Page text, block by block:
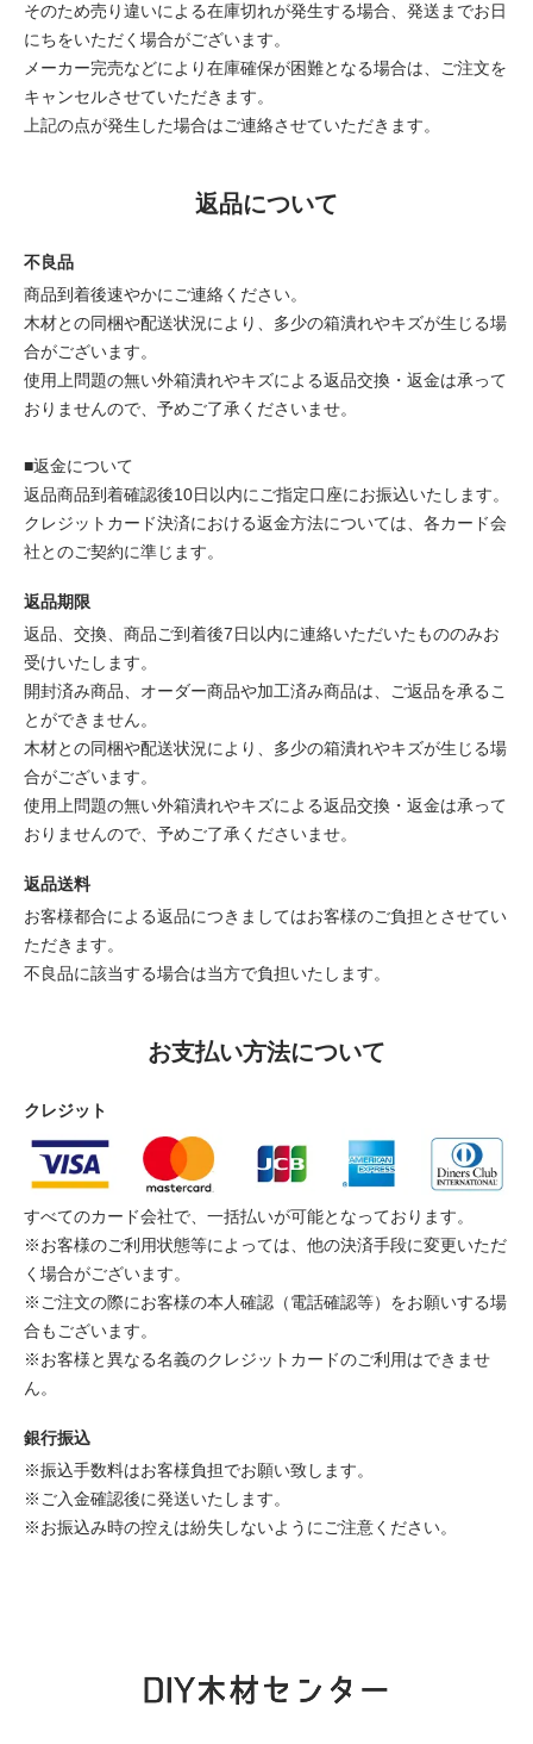
そのため売り違いによる在庫切れが発生する場合、発送までお日
にちをいただく場合がございます。
メーカー完売などにより在庫確保が困難となる場合は、ご注文を
キャンセルさせていただきます。
上記の点が発生した場合はご連絡させていただきます。
返品について
不良品
商品到着後速やかにご連絡ください。
木材との同梱や配送状況により、多少の箱潰れやキズが生じる場
合がございます。
使用上問題の無い外箱潰れやキズによる返品交換・返金は承って
おりませんので、予めご了承くださいませ。
■返金について
返品商品到着確認後10日以内にご指定口座にお振込いたします。
クレジットカード決済における返金方法については、各カード会
社とのご契約に準じます。
返品期限
返品、交換、商品ご到着後7日以内に連絡いただいたもののみお
受けいたします。
開封済み商品、オーダー商品や加工済み商品は、ご返品を承るこ
とができません。
木材との同梱や配送状況により、多少の箱潰れやキズが生じる場
合がございます。
使用上問題の無い外箱潰れやキズによる返品交換・返金は承って
おりませんので、予めご了承くださいませ。
返品送料
お客様都合による返品につきましてはお客様のご負担とさせてい
ただきます。
不良品に該当する場合は当方で負担いたします。
お支払い方法について
クレジット
すべてのカード会社で、一括払いが可能となっております。
※お客様のご利用状態等によっては、他の決済手段に変更いただ
く場合がございます。
※ご注文の際にお客様の本人確認（電話確認等）をお願いする場
合もございます。
※お客様と異なる名義のクレジットカードのご利用はできませ
ん。
銀行振込
※振込手数料はお客様負担でお願い致します。
※ご入金確認後に発送いたします。
※お振込み時の控えは紛失しないようにご注意ください。